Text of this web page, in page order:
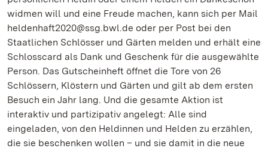
widmen will und eine Freude machen, kann sich per Mail
heldenhaft2020@ssg.bwl.de oder per Post bei den
Staatlichen Schlösser und Gärten melden und erhält eine
Schlosscard als Dank und Geschenk für die ausgewählte
Person. Das Gutscheinheft öffnet die Tore von 26
Schlössern, Klöstern und Gärten und gilt ab dem ersten
Besuch ein Jahr lang. Und die gesamte Aktion ist
interaktiv und partizipativ angelegt: Alle sind
eingeladen, von den Heldinnen und Helden zu erzählen,
die sie beschenken wollen – und sie damit in die neue